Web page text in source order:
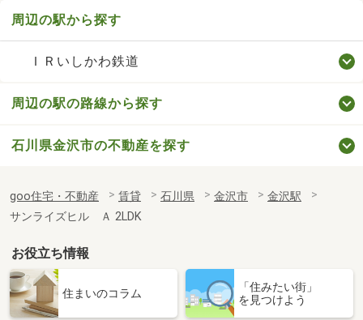
周辺の駅から探す
ＩＲいしかわ鉄道
周辺の駅の路線から探す
石川県金沢市の不動産を探す
goo住宅・不動産 賃貸 石川県 金沢市
金沢駅
サンライズヒル Ａ 2LDK
お役立ち情報
住まいのコラム
「住みたい街」
を見つけよう